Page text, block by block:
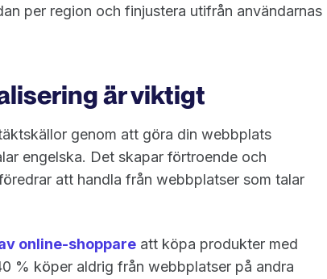
per region och finjustera utifrån användarnas
är viktigt
genom att göra din webbplats
engelska. Det skapar förtroende och
att handla från webbplatser som talar
online-shoppare att köpa produkter med
% köper aldrig från webbplatser på andra